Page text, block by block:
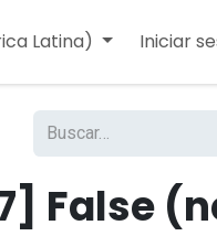
Latina) Iniciar
False